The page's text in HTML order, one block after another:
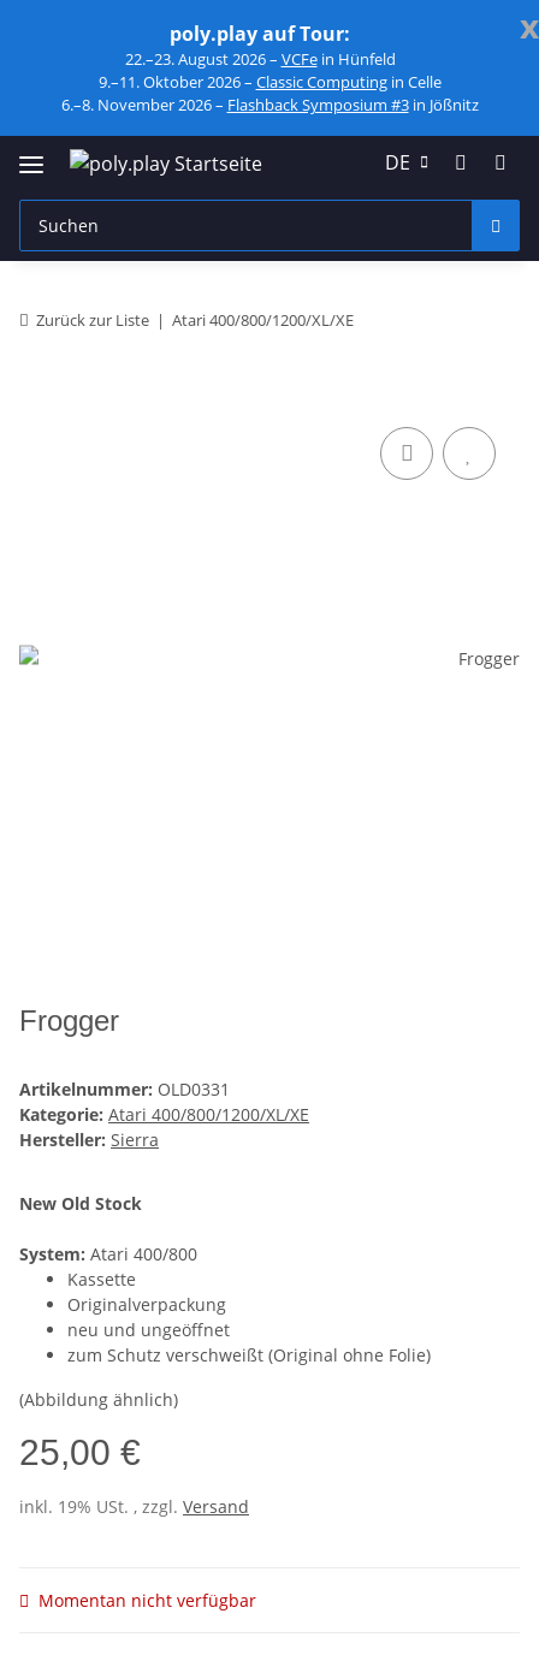
x
poly.play auf Tour:
22.–23. August 2026 – VCFein Hünfeld
9.–11. Oktober 2026 – Classic Computingin Celle
6.–8. November 2026 – Flashback Symposium #3in Jößnitz
DE
Zurück zur Liste Atari 400/800/1200/XL/XE
Frogger
Artikelnummer: OLD0331
Kategorie: Atari 400/800/1200/XL/XE
Hersteller: Sierra
New Old Stock
System: Atari 400/800
Kassette
Originalverpackung
neu und ungeöffnet
zum Schutz verschweißt (Original ohne Folie)
(Abbildung ähnlich)
25,00 €
inkl. 19% USt. , zzgl. Versand
Momentan nicht verfügbar